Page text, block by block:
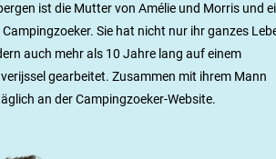
ist die Mutter von Amélie und Morris und
Sie hat nicht nur ihr ganzes
auch mehr als 10 Jahre lang auf einem
gearbeitet. Zusammen mit ihrem Mann
an der Campingzoeker-Website.